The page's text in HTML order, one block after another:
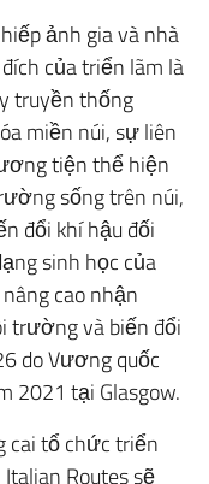
ảnh gia và nhà
của triển lãm là
truyền thống
miền núi, sự liên
tiện thể hiện
sống trên núi,
đổi khí hậu đối
sinh học của
cao nhận
trường và biến đổi
do Vương quốc
2021 tại Glasgow.
cai tổ chức triển
Routes sẽ